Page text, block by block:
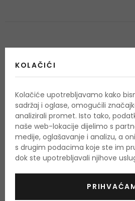
časopisima u razdoblju
zavičajnoj zemlji bila je
nakon pada Željezne zavjese
raznolike nove projekte,
dizajnera i izrada parfema.
Zaitsevna tržištu su od 1992.
Zaitsev je svoj prvi parfem
Maroussia. U ovom mirisu uspio je
kič s duhom suvremenog
Zaitsev vrlo su originalni i u sebi
KOLAČIĆI
Kolačiće upotrebljavamo kako
sadržaj i oglase, omogućili
analizirali promet. Isto tako,
naše web-lokacije dijelimo s
medije, oglašavanje i analizu, a
s drugim podacima koje ste im
dok ste upotrebljavali njihove